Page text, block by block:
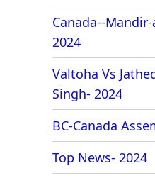
Canada--
2024
Valtoha Vs
Singh- 2024
BC-Canada
Top News- 2024